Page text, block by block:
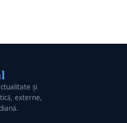
și
externe,